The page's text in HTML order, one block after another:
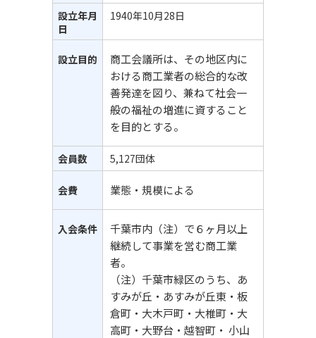
設立年月
日
1940年10月28日
設立目的
商工会議所は、その地区内に
おける商工業者の総合的な改
善発達を図り、兼ねて社会一
般の福祉の増進に資すること
を目的とする。
会員数 5,127団体
会費 業態・規模による
入会条件
千葉市内（注）で６ヶ月以上
継続して事業を営む商工業
者。
（注）千葉市緑区のうち、あ
すみが丘・あすみが丘東・板
倉町・大木戸町・大椎町・大
高町・大野台・越智町・ 小山